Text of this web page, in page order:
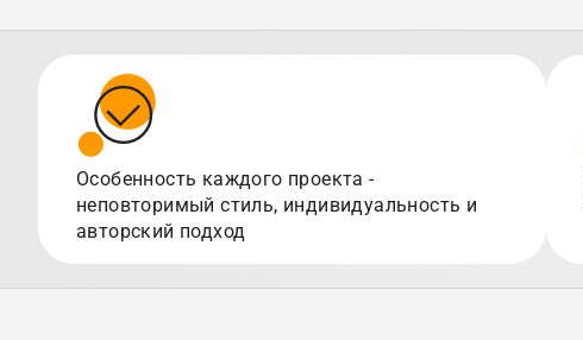
Особенность каждого проекта -
неповторимый стиль, индивидуальность и
авторский подход